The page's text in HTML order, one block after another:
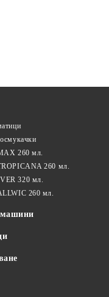
260 мл.
260 мл.
320 мл.
260 мл.